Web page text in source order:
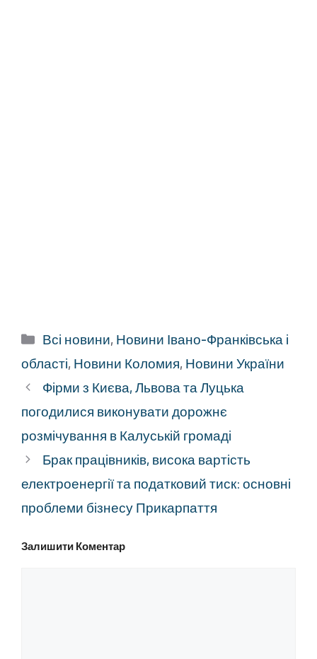
Категорії
Всі новини, Новини Івано-Франківська і
області, Новини Коломия, Новини України
Фірми з Києва, Львова та Луцька
погодилися виконувати дорожнє
розмічування в Калуській громаді
Брак працівників, висока вартість
електроенергії та податковий тиск: основні
проблеми бізнесу Прикарпаття
Залишити Коментар